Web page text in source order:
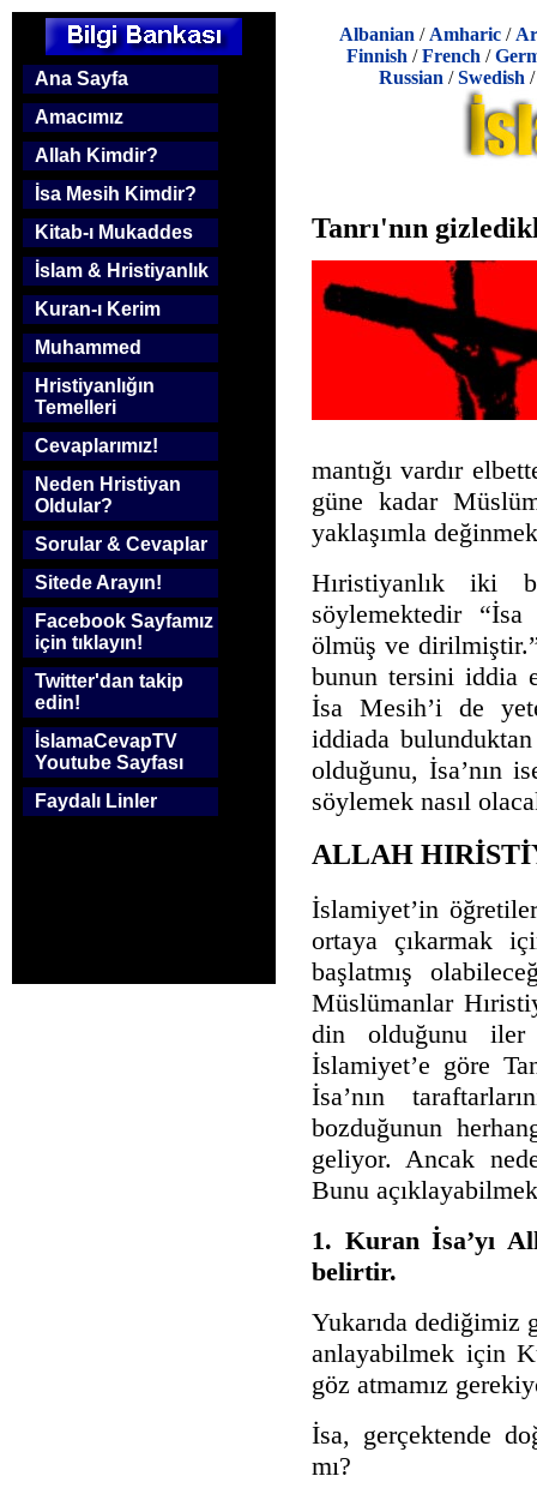
Ana Sayfa
Amacımız
Allah Kimdir?
İsa Mesih Kimdir?
Kitab-ı Mukaddes
İslam & Hristiyanlık
Kuran-ı Kerim
Muhammed
Hristiyanlığın
Temelleri
Cevaplarımız!
Neden Hristiyan
Oldular?
Sorular & Cevaplar
Sitede Arayın!
Facebook Sayfamız
için tıklayın!
Twitter'dan takip
edin!
İslamaCevapTV
Youtube Sayfası
Faydalı Linler
Albanian / Amharic/
Finnish /French /
Russian /Swedish
Tanrı'nın
mantığı vardır
güne kadar
yaklaşımla
Hıristiyanlık iki
söylemektedir
ölmüş ve
bunun tersini iddia
İsa Mesih’i de
iddiada
olduğunu, İsa’nın
söylemek nasıl
ALLAH
İslamiyet’in
ortaya çıkarmak
başlatmış
Müslümanlar
din olduğunu iler
İslamiyet’e göre
İsa’nın
bozduğunun
geliyor. Ancak
Bunu
1. Kuran İsa’yı
belirtir.
Yukarıda dediğimiz
anlayabilmek için
göz atmamız
İsa, gerçektende
mı?